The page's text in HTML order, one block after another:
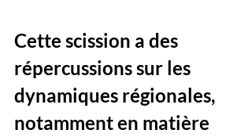
Cette scission a des
répercussions sur les
dynamiques régionales,
notamment en matière